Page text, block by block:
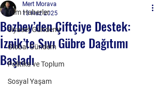
Tüm Haberler
Siyaset Gündemi
Global Gündem
Politika ve Toplum
Sosyal Yaşam
Bozbey’den Çiftçiye Destek:
İznik’te Sıvı Gübre Dağıtımı
Başladı
Mert Morava
13 Haz 2025